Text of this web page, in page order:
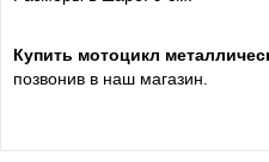
Купить мотоцикл
позвонив в наш магазин.